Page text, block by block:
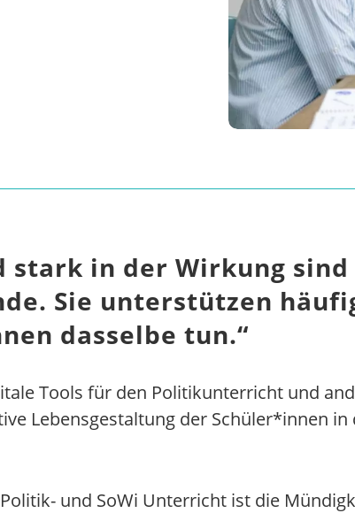
stark in der Wirkung
Sie unterstützen
dasselbe tun.“
Tools für den Politikunterricht und
Lebensgestaltung der Schüler*innen
und SoWi Unterricht ist die